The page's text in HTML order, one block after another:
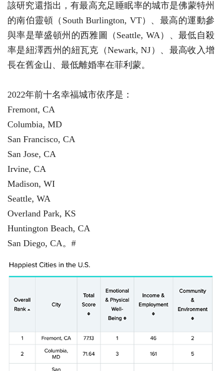
該研究還指出，有最高充足睡眠率的城市是佛蒙特州
的南伯靈頓（South Burlington, VT）、最高的運動參
與率是華盛頓州的西雅圖（Seattle, WA）、最低自殺
率是紐澤西州的紐瓦克（Newark, NJ）、最高收入增
長在舊金山、最低離婚率在菲利蒙。
2022年前十名幸福城市依序是：
Fremont, CA
Columbia, MD
San Francisco, CA
San Jose, CA
Irvine, CA
Madison, WI
Seattle, WA
Overland Park, KS
Huntington Beach, CA
San Diego, CA。#